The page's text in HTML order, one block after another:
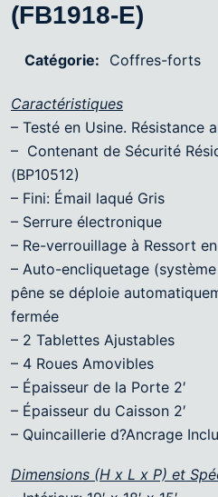
(FB1918-E)
Catégorie: Coffres-forts
Caractéristiques
– Testé en Usine. Résistance
– Contenant de Sécurité
(BP10512)
– Fini: Émail laqué Gris
– Serrure électronique
– Re-verrouillage à Ressort
– Auto-encliquetage
pêne se déploie
fermée
– 2 Tablettes Ajustables
– 4 Roues Amovibles
– Épaisseur de la Porte 2′
– Épaisseur du Caisson 2′
– Quincaillerie d?Ancrage
Dimensions (H x L x P) et